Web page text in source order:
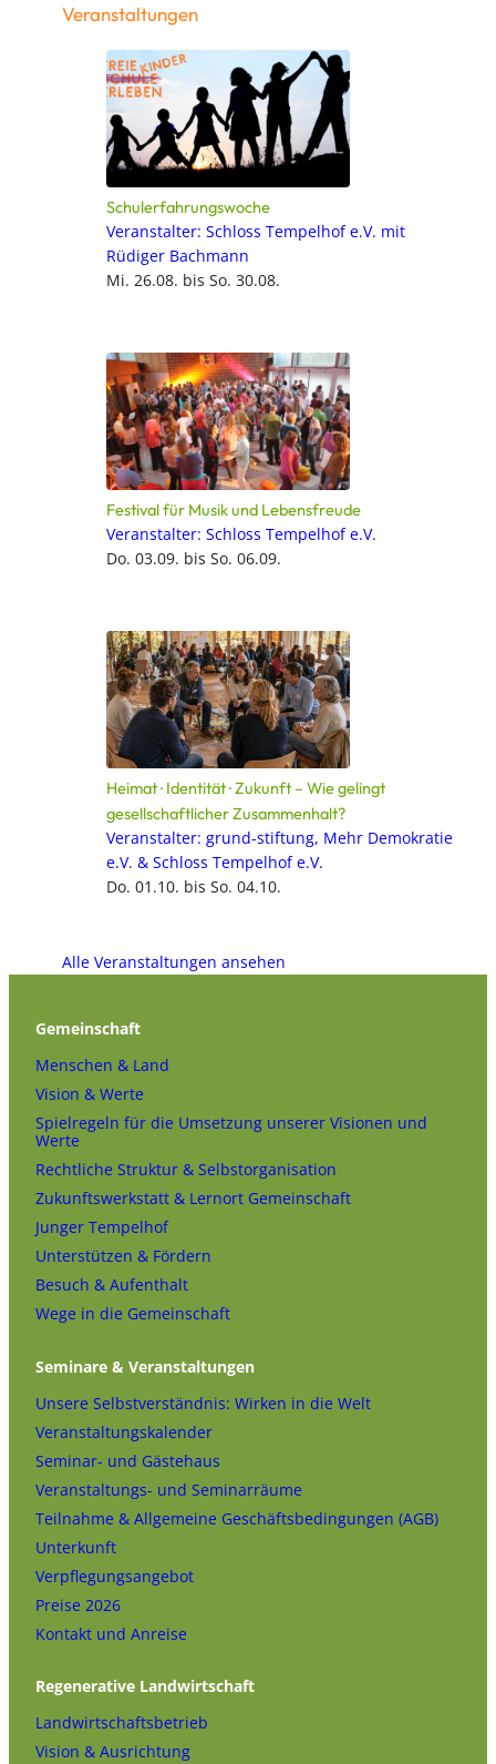
Veranstaltungen
Schulerfahrungswoche
Veranstalter: Schloss Tempelhof e.V. mit
Rüdiger Bachmann
Mi. 26.08. bis So. 30.08.
Festival für Musik und Lebensfreude
Veranstalter: Schloss Tempelhof e.V.
Do. 03.09. bis So. 06.09.
Heimat · Identität · Zukunft – Wie gelingt
gesellschaftlicher Zusammenhalt?
Veranstalter: grund-stiftung, Mehr Demokratie
e.V. & Schloss Tempelhof e.V.
Do. 01.10. bis So. 04.10.
Alle Veranstaltungen ansehen
Gemeinschaft
Menschen & Land
Vision & Werte
Spielregeln für die Umsetzung unserer Visionen und
Werte
Rechtliche Struktur & Selbstorganisation
Zukunftswerkstatt & Lernort Gemeinschaft
Junger Tempelhof
Unterstützen & Fördern
Besuch & Aufenthalt
Wege in die Gemeinschaft
Seminare & Veranstaltungen
Unsere Selbstverständnis: Wirken in die Welt
Veranstaltungskalender
Seminar- und Gästehaus
Veranstaltungs- und Seminarräume
Teilnahme & Allgemeine Geschäftsbedingungen (AGB)
Unterkunft
Verpflegungsangebot
Preise 2026
Kontakt und Anreise
Regenerative Landwirtschaft
Landwirtschaftsbetrieb
Vision & Ausrichtung